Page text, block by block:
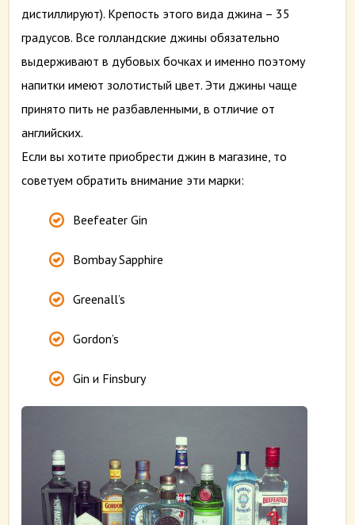
дистиллируют). Крепость этого вида джина – 35
градусов. Все голландские джины обязательно
выдерживают в дубовых бочках и именно поэтому
напитки имеют золотистый цвет. Эти джины чаще
принято пить не разбавленными, в отличие от
английских.
Если вы хотите приобрести джин в магазине, то
советуем обратить внимание эти марки:
Beefeater Gin
Bombay Sapphire
Greenall’s
Gordon’s
Gin и Finsbury